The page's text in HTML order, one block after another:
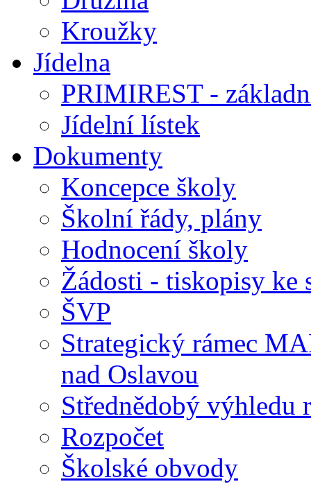
Kroužky
Jídelna
PRIMIREST -
Jídelní lístek
Dokumenty
Koncepce školy
Školní řády, plány
Hodnocení školy
Žádosti - tiskopisy ke
ŠVP
Strategický rámec
nad Oslavou
Střednědobý výhledu
Rozpočet
Školské obvody